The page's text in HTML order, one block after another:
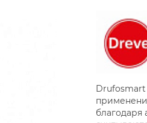
Drufosmart
благодаря